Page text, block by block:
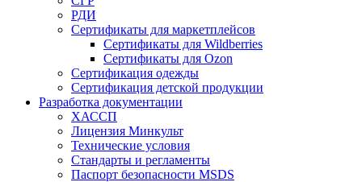
РДИ
Сертификаты для маркетплейсов
Сертификаты для Wildberries
Сертификаты для Ozon
Сертификация одежды
Сертификация детской продукции
Разработка документации
ХАССП
Лицензия Минкульт
Технические условия
Стандарты и регламенты
Паспорт безопасности MSDS